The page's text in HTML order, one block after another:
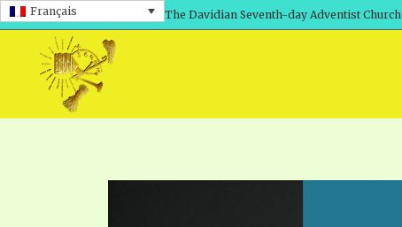
Français The Davidian Seventh-day Adventist Church